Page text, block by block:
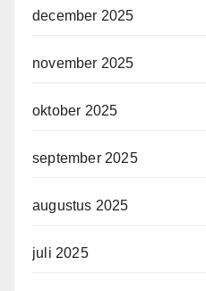
december 2025
november 2025
oktober 2025
september 2025
augustus 2025
juli 2025